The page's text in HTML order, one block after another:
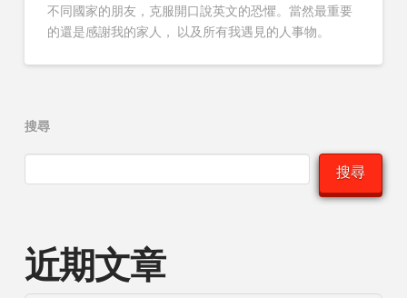
不同國家的朋友，克服開口說英文的恐懼。當然最重要
的還是感謝我的家人， 以及所有我遇見的人事物。
搜尋
搜尋
近期文章